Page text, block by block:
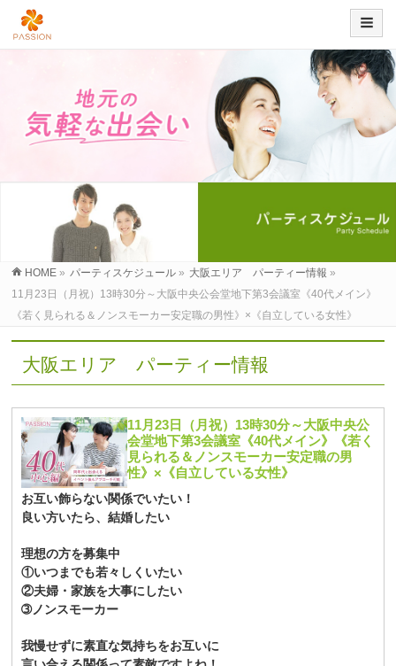
HOME » パーティスケジュール » 大阪エリア パーティー情報 »
11月23日（月祝）13時30分～大阪中央公会堂地下第3会議室《40代メイン》
《若く見られる＆ノンスモーカー安定職の男性》×《自立している女性》
大阪エリア パーティー情報
11月23日（月祝）13時30分～大阪中央公
会堂地下第3会議室《40代メイン》《若く
見られる＆ノンスモーカー安定職の男
性》×《自立している女性》
お互い飾らない関係でいたい！
良い方いたら、結婚したい
理想の方を募集中
①いつまでも若々しくいたい
②夫婦・家族を大事にしたい
➂ノンスモーカー
我慢せずに素直な気持ちをお互いに